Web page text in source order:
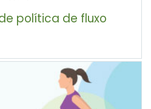
política de fluxo